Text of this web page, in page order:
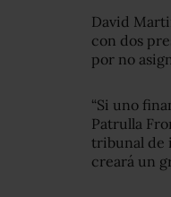
David
con dos
por no
“Si uno
Patrulla
tribunal de
creará un